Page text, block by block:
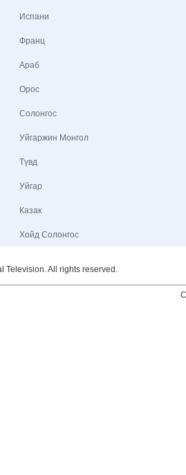
Испани
Франц
Араб
Орос
Солонгос
Уйгаржин Монгол
Түвд
Уйгар
Казак
Хойд Солонгос
Television. All rights reserved.